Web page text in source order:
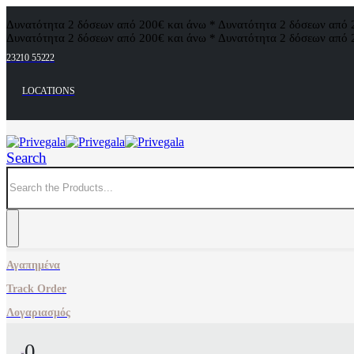
Δυνατότητα 2 δόσεων από 200€ και άνω * Δυνατότητα 2 δόσεων
Δυνατότητα 2 δόσεων από 200€ και άνω * Δυνατότητα 2 δόσεων
23210 55222
LOCATIONS
Search
Αγαπημένα
Track Order
Λογαριασμός